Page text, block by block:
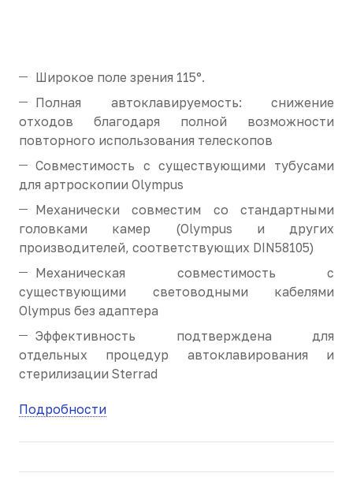
Широкое поле зрения 115°.
Полная автоклавируемость: снижение
отходов благодаря полной возможности
повторного использования телескопов
Совместимость с существующими тубусами
для артроскопии Olympus
Механически совместим со стандартными
головками камер (Olympus и других
производителей, соответствующих DIN58105)
Механическая совместимость с
существующими световодными кабелями
Olympus без адаптера
Эффективность подтверждена для
отдельных процедур автоклавирования и
стерилизации Sterrad
Подробности